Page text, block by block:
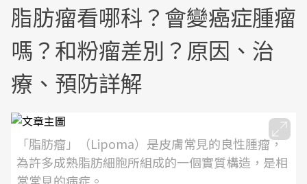
脂肪瘤看哪科？會變癌症腫瘤
嗎？和粉瘤差別？原因、治
療、預防詳解
「脂肪瘤」（Lipoma）是皮膚常見的良性腫瘤，
為許多成熟脂肪細胞所組成的一個實質構造，是相